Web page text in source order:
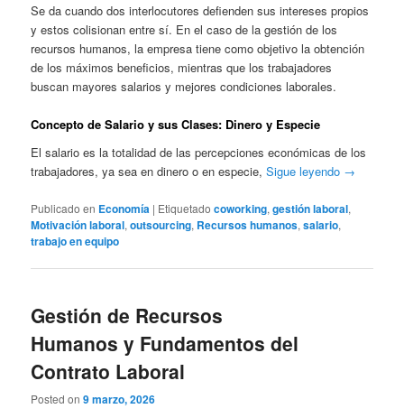
Se da cuando dos interlocutores defienden sus intereses propios
y estos colisionan entre sí. En el caso de la gestión de los
recursos humanos, la empresa tiene como objetivo la obtención
de los máximos beneficios, mientras que los trabajadores
buscan mayores salarios y mejores condiciones laborales.
Concepto de Salario y sus Clases: Dinero y Especie
El salario es la totalidad de las percepciones económicas de los
trabajadores, ya sea en dinero o en especie,Sigue leyendo →
Publicado en Economía | Etiquetado coworking,gestión laboral,
Motivación laboral,outsourcing, Recursos humanos,salario,
trabajo en equipo
Gestión de Recursos
Humanos y Fundamentos del
Contrato Laboral
Posted on9 marzo, 2026